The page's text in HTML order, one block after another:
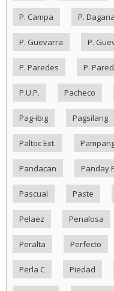
P. Campa P.
P. Guevarra P.
P. Paredes P.
P.U.P. Pacheco
Pag-ibig Pagsilang
Paltoc Ext.
Pandacan Panday
Pascual Paste
Pelaez Penalosa
Peralta Perfecto
Perla C Piedad